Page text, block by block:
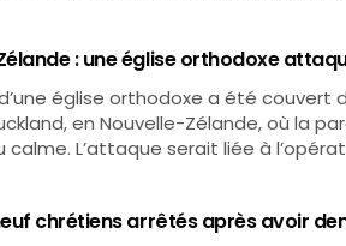
: une église orthodoxe
église orthodoxe a été couvert
en Nouvelle-Zélande, où la
calme. L’attaque serait liée à
chrétiens arrêtés après avoir